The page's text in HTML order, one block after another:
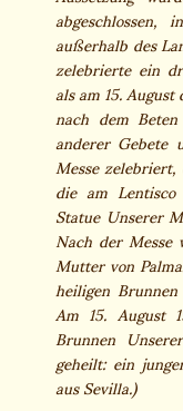
außerhalb des
zelebrierte ein
als am 15.
nach dem
anderer
Messe
die am
Statue Unserer
Nach der Messe
Mutter von
heiligen
Am 15. August
Brunnen
geheilt: ein
aus Sevilla.)